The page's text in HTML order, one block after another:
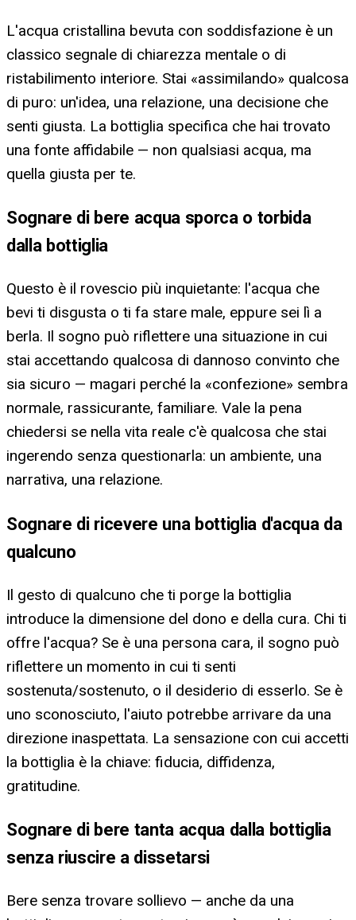
L'acqua cristallina bevuta con soddisfazione è un
classico segnale di chiarezza mentale o di
ristabilimento interiore. Stai «assimilando» qualcosa
di puro: un'idea, una relazione, una decisione che
senti giusta. La bottiglia specifica che hai trovato
una fonte affidabile — non qualsiasi acqua, ma
quella giusta per te.
Sognare di bere acqua sporca o torbida
dalla bottiglia
Questo è il rovescio più inquietante: l'acqua che
bevi ti disgusta o ti fa stare male, eppure sei lì a
berla. Il sogno può riflettere una situazione in cui
stai accettando qualcosa di dannoso convinto che
sia sicuro — magari perché la «confezione» sembra
normale, rassicurante, familiare. Vale la pena
chiedersi se nella vita reale c'è qualcosa che stai
ingerendo senza questionarla: un ambiente, una
narrativa, una relazione.
Sognare di ricevere una bottiglia d'acqua da
qualcuno
Il gesto di qualcuno che ti porge la bottiglia
introduce la dimensione del dono e della cura. Chi ti
offre l'acqua? Se è una persona cara, il sogno può
riflettere un momento in cui ti senti
sostenuta/sostenuto, o il desiderio di esserlo. Se è
uno sconosciuto, l'aiuto potrebbe arrivare da una
direzione inaspettata. La sensazione con cui accetti
la bottiglia è la chiave: fiducia, diffidenza,
gratitudine.
Sognare di bere tanta acqua dalla bottiglia
senza riuscire a dissetarsi
Bere senza trovare sollievo — anche da una